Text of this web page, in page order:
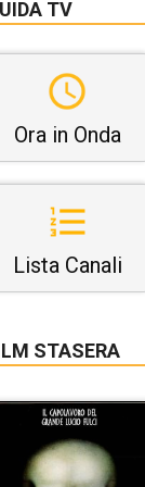
TV
Ora in Onda
Lista Canali
STASERA